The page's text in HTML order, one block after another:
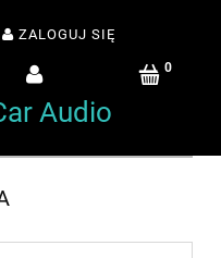
ZALOGUJ SIĘ
Audio